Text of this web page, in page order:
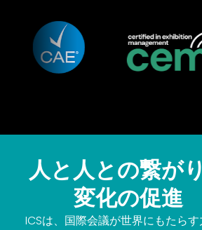
人と人との繋が
変化の促進
ICSは、国際会議が世界にもたら